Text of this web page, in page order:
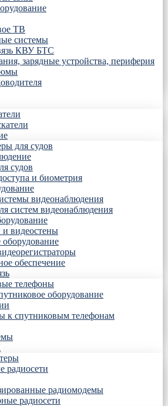
ТВ
системы
КВУ БТС
зарядные устройства, периферия
для судов
судов
и биометрия
видеонаблюдения
систем видеонаблюдения
видеостены
обеспечение
телефоны
оборудование
к спутниковым телефонам
радиосети
радиомодемы
радиосети